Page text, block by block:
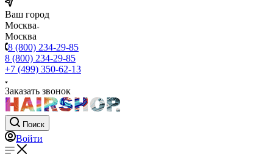
Ваш город
Москва
Москва
8 (800) 234-29-85
8 (800) 234-29-85
+7 (499) 350-62-13
Заказать звонок
Поиск
Войти